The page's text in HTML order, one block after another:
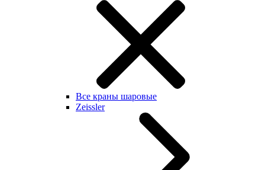
Все краны шаровые
Zeissler